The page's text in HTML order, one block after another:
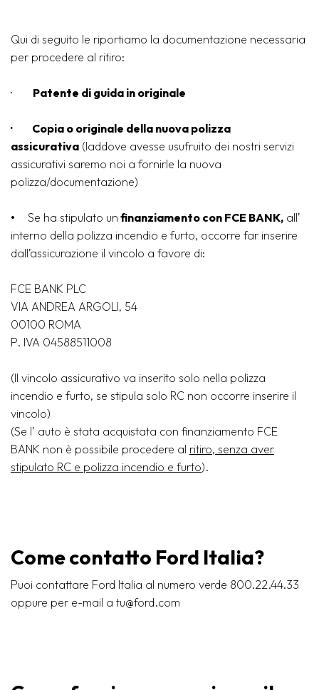
Qui di seguito le riportiamo la documentazione necessaria
per procedere al ritiro:
· Patente di guida in originale
· Copia o originale della nuova polizza
assicurativa (laddove avesse usufruito dei nostri servizi
assicurativi saremo noi a fornirle la nuova
polizza/documentazione)
• Se ha stipulato un finanziamento con FCE BANK, all’
interno della polizza incendio e furto, occorre far inserire
dall’assicurazione il vincolo a favore di:
FCE BANK PLC
VIA ANDREA ARGOLI, 54
00100 ROMA
P. IVA 04588511008
(Il vincolo assicurativo va inserito solo nella polizza
incendio e furto, se stipula solo RC non occorre inserire il
vincolo)
(Se l’ auto è stata acquistata con finanziamento FCE
BANK non è possibile procedere al ritiro, senza aver
stipulato RC e polizza incendio e furto).
Come contatto Ford Italia?
Puoi contattare Ford Italia al numero verde 800.22.44.33
oppure per e-mail a tu@ford.com